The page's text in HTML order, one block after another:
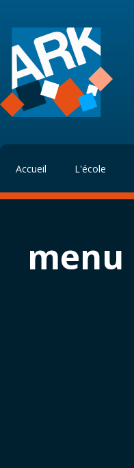
Accueil L'école
menu